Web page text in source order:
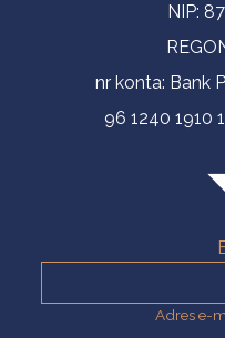
NIP:
nr konta: Bank
96 1240 1910
Adres e-